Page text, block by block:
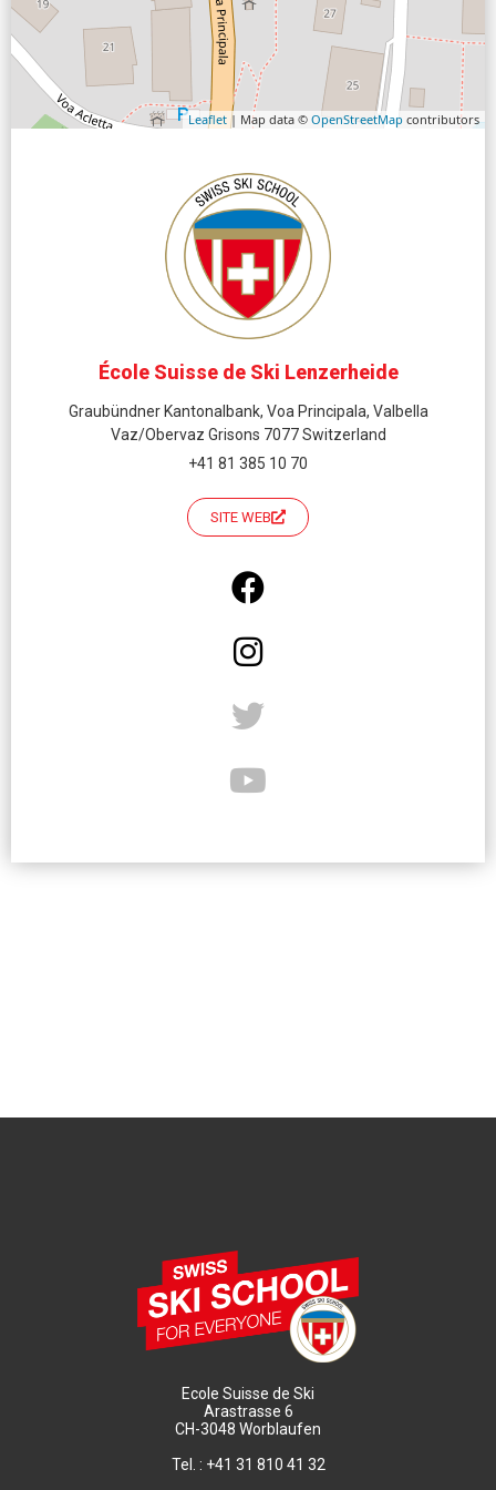
Leaflet | Map data © OpenStreetMap contributors
École Suisse de Ski Lenzerheide
Graubündner Kantonalbank, Voa Principala, Valbella
Vaz/Obervaz Grisons 7077 Switzerland
+41 81 385 10 70
SITE WEB
Ecole Suisse de Ski
Arastrasse 6
CH-3048 Worblaufen
Tel. : +41 31 810 41 32